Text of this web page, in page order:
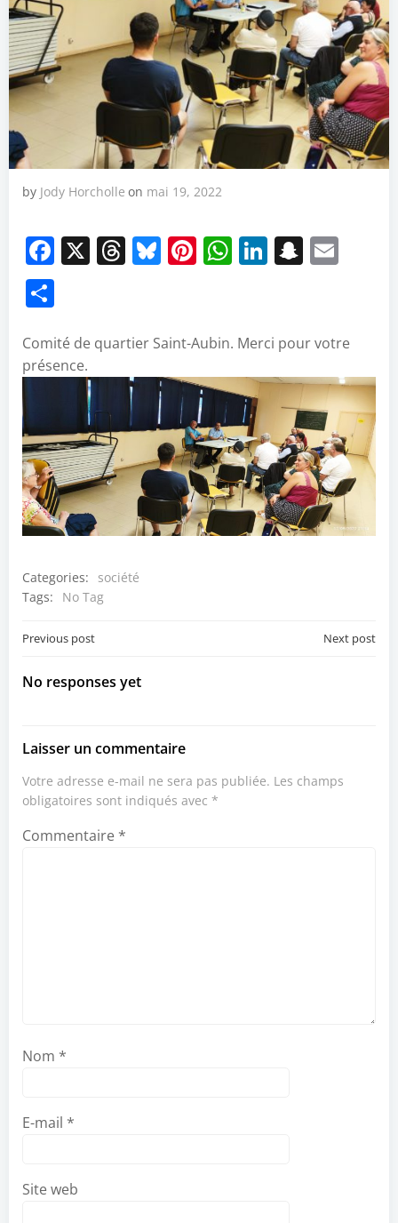
by Jody Horcholle on mai 19, 2022
Facebook
X Threads
Bluesky
Pinterest
WhatsApp
LinkedIn
Comité de quartier Saint-Aubin. Merci pour votre
présence.
Categories:
société
Tags:
No Tag
Post
navigation
Previous post Next post
No responses yet
Laisser un commentaire
Votre adresse e-mail ne sera pas publiée. Les champs
obligatoires sont indiqués avec *
Commentaire *
Nom *
E-mail *
Site web